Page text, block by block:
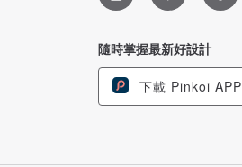
隨時掌握最新好設計
下載 Pinkoi APP